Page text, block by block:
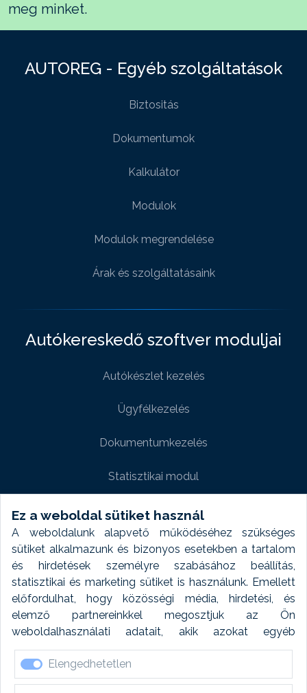
Ez a weboldal sütiket használ
A weboldalunk alapvető működéséhez szükséges
sütiket alkalmazunk és bizonyos esetekben a tartalom
és hirdetések személyre szabásához beállítás,
statisztikai és marketing sütiket is használunk. Emellett
előfordulhat, hogy közösségi média, hirdetési, és
elemző partnereinkkel megosztjuk az Ön
weboldalhasználati adatait, akik azokat egyéb
forrásokból gyűjtött adatokkal kombinálhatják. A sütik
elfogadásával kapcsolatosan naplózást végzünk és
ezen adatokat 6 hónap után automatikusan töröljük. A
Elengedhetetlen
meg minket.
AUTOREG - Egyéb szolgáltatások
Biztositás
Dokumentumok
Kalkulátor
Modulok
Modulok megrendelése
Árak és szolgáltatásaink
Autókereskedő szoftver moduljai
Autókészlet kezelés
Ügyfélkezelés
Dokumentumkezelés
Statisztikai modul
Weboldal modul
Fényképtár extra modul
Autómosó modul
Feladatütemezés